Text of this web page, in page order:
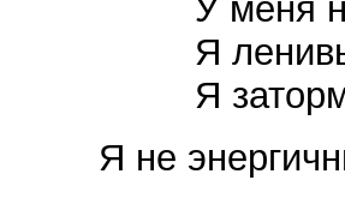
У меня
Я
Я
Я не